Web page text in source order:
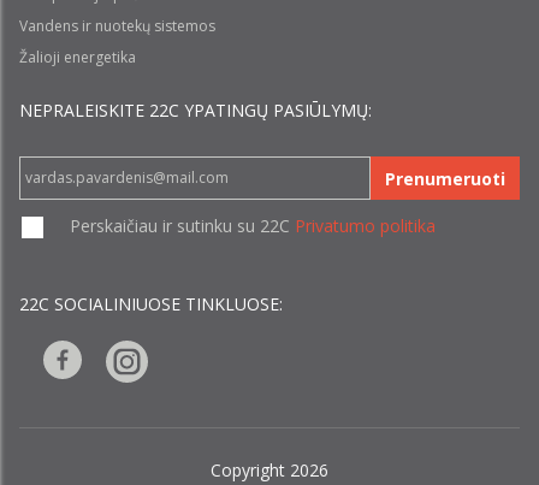
Vandens ir nuotekų sistemos
Žalioji energetika
NEPRALEISKITE 22С YPATINGŲ PASIŪLYMŲ:
Prenumeruoti
Perskaičiau ir sutinku su 22C Privatumo politika
22C SOCIALINIUOSE TINKLUOSE:
Copyright 2026